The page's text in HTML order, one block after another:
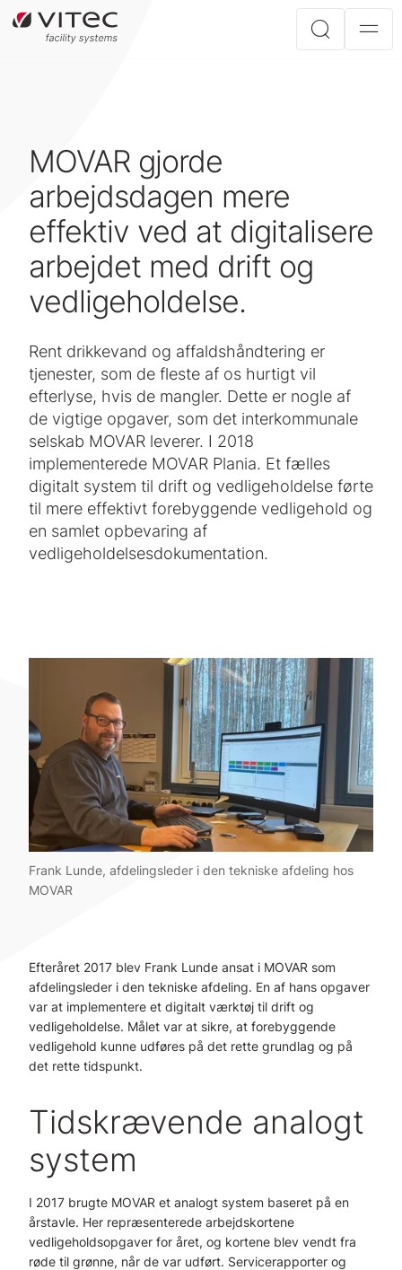
MOVAR gjorde
arbejdsdagen mere
effektiv ved at digitalisere
arbejdet med drift og
vedligeholdelse.
Rent drikkevand og affaldshåndtering er
tjenester, som de fleste af os hurtigt vil
efterlyse, hvis de mangler. Dette er nogle af
de vigtige opgaver, som det interkommunale
selskab MOVAR leverer. I 2018
implementerede MOVAR Plania. Et fælles
digitalt system til drift og vedligeholdelse førte
til mere effektivt forebyggende vedligehold og
en samlet opbevaring af
vedligeholdelsesdokumentation.
Frank Lunde, afdelingsleder i den tekniske afdeling hos
MOVAR
Efteråret 2017 blev Frank Lunde ansat i MOVAR som
afdelingsleder i den tekniske afdeling. En af hans opgaver
var at implementere et digitalt værktøj til drift og
vedligeholdelse. Målet var at sikre, at forebyggende
vedligehold kunne udføres på det rette grundlag og på
det rette tidspunkt.
Tidskrævende analogt
system
I 2017 brugte MOVAR et analogt system baseret på en
årstavle. Her repræsenterede arbejdskortene
vedligeholdsopgaver for året, og kortene blev vendt fra
røde til grønne, når de var udført. Servicerapporter og